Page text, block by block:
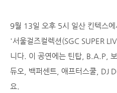
9월 13일 오후 5시 일산 킨텍스
'서울걸즈컬렉션(SGC SUPER
니다. 이 공연에는 틴탑, B.A.P,
듀오, 백퍼센트, 애프터스쿨, DJ
요.